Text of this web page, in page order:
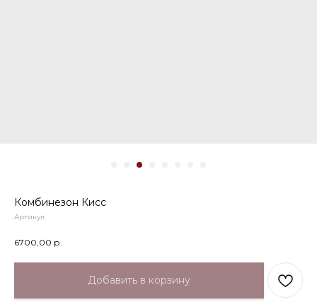
Комбинезон Кисс
Артикул:
6700,00 р.
Добавить в корзину